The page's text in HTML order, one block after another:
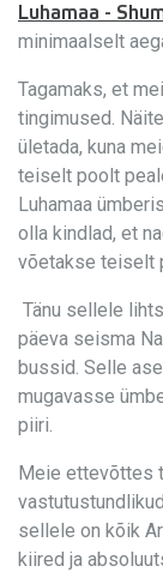
Luhamaa -
minimaalselt
Tagamaks, et
tingimused.
ületada, kuna
teiselt poolt
Luhamaa
olla kindlad, et
võetakse teiselt
Tänu sellele
päeva seisma
bussid. Selle
mugavasse
piiri.
Meie ettevõttes
sellele on kõik
kiired ja